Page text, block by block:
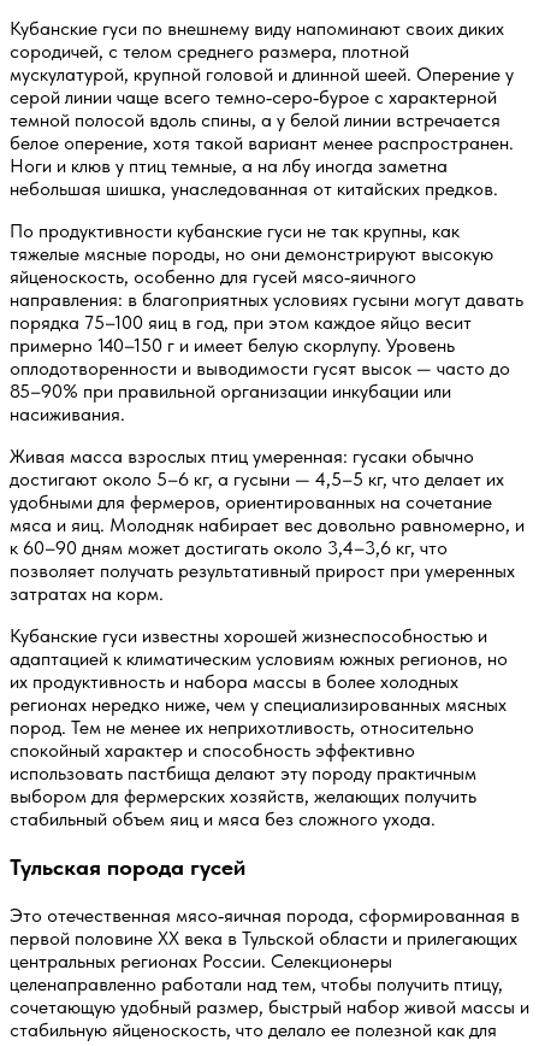
Кубанские гуси по внешнему виду напоминают своих диких
сородичей, с телом среднего размера, плотной
мускулатурой, крупной головой и длинной шеей. Оперение у
серой линии чаще всего темно‑серо‑бурое с характерной
темной полосой вдоль спины, а у белой линии встречается
белое оперение, хотя такой вариант менее распространен.
Ноги и клюв у птиц темные, а на лбу иногда заметна
небольшая шишка, унаследованная от китайских предков.
По продуктивности кубанские гуси не так крупны, как
тяжелые мясные породы, но они демонстрируют высокую
яйценоскость, особенно для гусей мясо‑яичного
направления: в благоприятных условиях гусыни могут давать
порядка 75–100 яиц в год, при этом каждое яйцо весит
примерно 140–150 г и имеет белую скорлупу. Уровень
оплодотворенности и выводимости гусят высок — часто до
85–90% при правильной организации инкубации или
насиживания.
Живая масса взрослых птиц умеренная: гусаки обычно
достигают около 5–6 кг, а гусыни — 4,5–5 кг, что делает их
удобными для фермеров, ориентированных на сочетание
мяса и яиц. Молодняк набирает вес довольно равномерно, и
к 60–90 дням может достигать около 3,4–3,6 кг, что
позволяет получать результативный прирост при умеренных
затратах на корм.
Кубанские гуси известны хорошей жизнеспособностью и
адаптацией к климатическим условиям южных регионов, но
их продуктивность и набора массы в более холодных
регионах нередко ниже, чем у специализированных мясных
пород. Тем не менее их неприхотливость, относительно
спокойный характер и способность эффективно
использовать пастбища делают эту породу практичным
выбором для фермерских хозяйств, желающих получить
стабильный объем яиц и мяса без сложного ухода.
Тульская порода гусей
Это отечественная мясо‑яичная порода, сформированная в
первой половине XX века в Тульской области и прилегающих
центральных регионах России. Селекционеры
целенаправленно работали над тем, чтобы получить птицу,
сочетающую удобный размер, быстрый набор живой массы и
стабильную яйценоскость, что делало ее полезной как для